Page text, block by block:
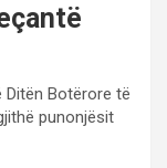
Ditën Botërore të
punonjësit